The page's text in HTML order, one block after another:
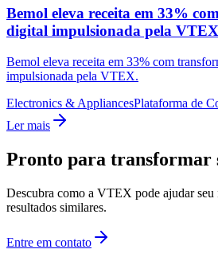
Bemol eleva receita em 33%
digital impulsionada pela VTEX
Bemol eleva receita em 33% com
impulsionada pela VTEX.
Electronics & AppliancesPlataforma de
Ler mais
Pronto para transformar
Descubra como a VTEX pode ajudar seu
resultados similares.
Entre em contato